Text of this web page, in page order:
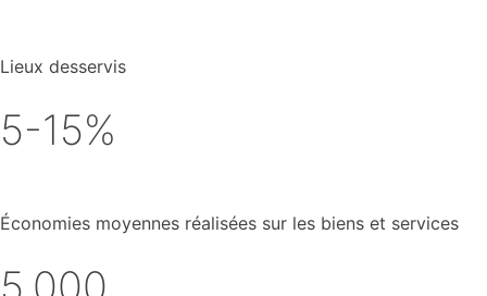
Lieux desservis
5-15%
Économies moyennes réalisées sur les biens et services
5,000